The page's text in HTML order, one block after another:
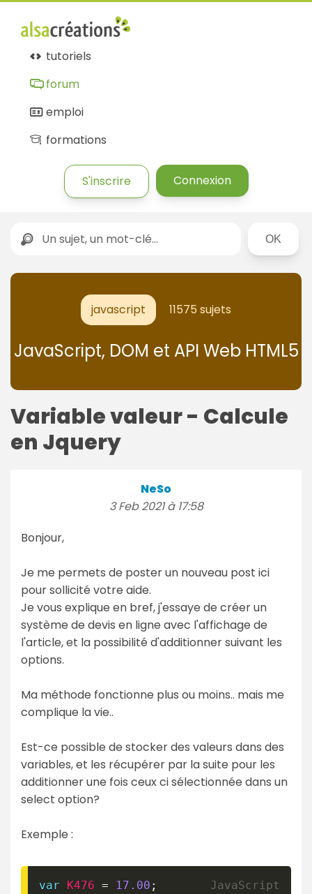
tutoriels
forum
emploi
formations
S'inscrire Connexion
Rechercher
javascript 11575 sujets
JavaScript, DOM et API Web HTML5
Variable valeur - Calcule
en Jquery
NeSo
3 Feb 2021 à 17:58
Bonjour,
Je me permets de poster un nouveau post ici
pour sollicité votre aide.
Je vous explique en bref, j'essaye de créer un
système de devis en ligne avec l'affichage de
l'article, et la possibilité d'additionner suivant les
options.
Ma méthode fonctionne plus ou moins.. mais me
complique la vie..
Est-ce possible de stocker des valeurs dans des
variables, et les récupérer par la suite pour les
additionner une fois ceux ci sélectionnée dans un
select option?
Exemple :
var K476 = 17.00 ;